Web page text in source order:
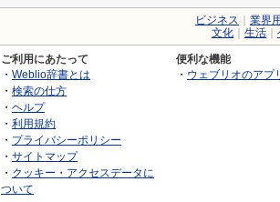
ビジネス 業界
文化
生活
ご利用にあたって
・ Weblio辞書とは
・ 検索の仕方
・ ヘルプ
・ 利用規約
・ プライバシーポリシー
・ サイトマップ
・ クッキー・アクセスデータに
ついて
便利な機能
・ ウェブリオのアプ